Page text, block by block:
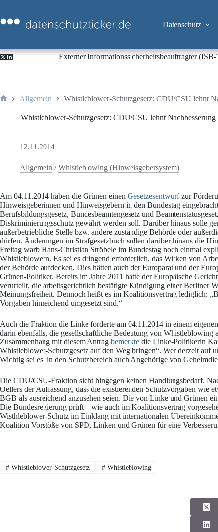
springen
Datenschutz
Externer Informationssicherheitsbeauftragter
Allgemein Whistleblower-Schutzgesetz: CDU/CSU lehnt
Whistleblower-Schutzgesetz: CDU/CSU lehnt
12.11.2014
Allgemein /Whistleblowing (Hinweisgebersystem)
Am 04.11.2014 haben die Grünen einen Gesetzesentwurfzur
Hinweisgeberinnen und Hinweisgebern in den Bundestag
Berufsbildungsgesetz, Bundesbeamtengesetz und
Diskriminierungsschutz gewährt werden soll. Darüber hinaus solle
außerbetriebliche Stelle bzw. andere zuständige Behörde oder
dürfen. Änderungen im Strafgesetzbuch sollen darüber hinaus die
Freitag warb Hans-Christian Ströbele im Bundestag noch einmal
Whistleblowern. Es sei es dringend erforderlich, das Wirken von
der Behörde aufdecken. Dies hätten auch der Europarat und der
Grünen-Politiker. Bereits im Jahre 2011 hatte der Europäische
verurteilt, die arbeitsgerichtlich bestätigte Kündigung einer Berliner
Meinungsfreiheit. Dennoch heißt es im Koalitionsvertrag lediglich:
Vorgaben hinreichend umgesetzt sind.“
Auch die Fraktion die Linke forderte am 04.11.2014 in einem eigenen
darin ebenfalls, die gesellschaftliche Bedeutung von Whistleblowing
Zusammenhang mit diesem Antrag bemerkte die Linke-Politikerin
Whistleblower-Schutzgesetz auf den Weg bringen“. Wer derzeit auf
Wichtig sei es, in den Schutzbereich auch Angehörige von
Die CDU/CSU-Fraktion sieht hingegen keinen Handlungsbedarf.
Oellers der Auffassung, dass die existierenden Schutzvorgaben wie
BGB als ausreichend anzusehen seien. Die von Linke und Grünen
Die Bundesregierung prüft – wie auch im Koalitionsvertrag
Wisthleblower-Schutz im Einklang mit internationalen
Koalition Vorstöße von SPD, Linken und Grünen für eine
#Whistleblower-Schutzgesetz #Whistleblowing